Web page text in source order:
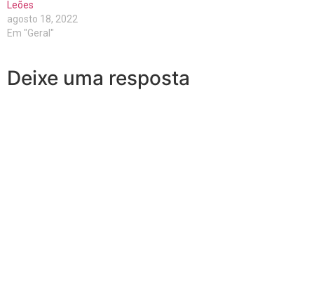
Leões
agosto 18, 2022
Em "Geral"
Deixe uma resposta